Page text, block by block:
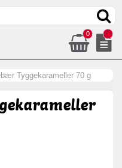
0
Tyggekarameller 70 g